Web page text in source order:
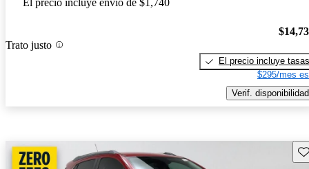
Trato justo
El precio incluye tasas
$295/mes
Verif. disponibilidad